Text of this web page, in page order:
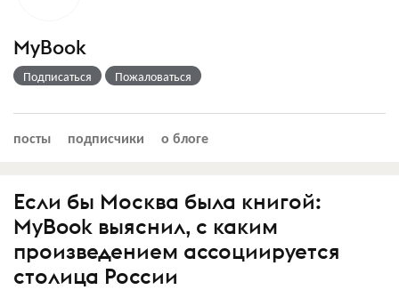
MyBook
Подписаться Пожаловаться
посты подписчики о блоге
Если бы Москва была книгой:
MyBook выяснил, с каким
произведением ассоциируется
столица России